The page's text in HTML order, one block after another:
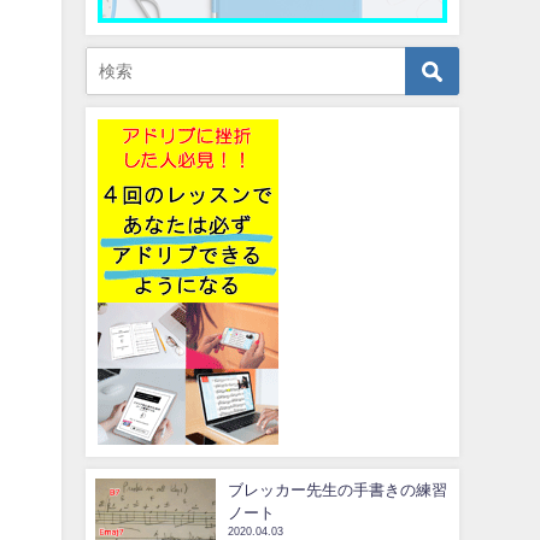
ブレッカー先生の手書きの練習
ノート
2020.04.03